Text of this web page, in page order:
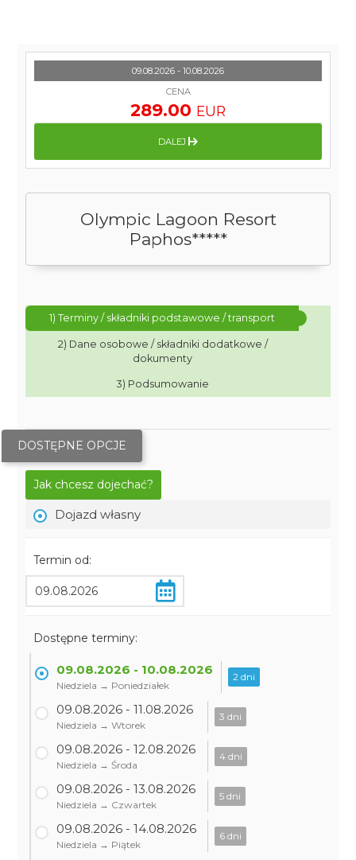
Olympic Lagoon Resort
Paphos*****
1) Terminy / składniki podstawowe / transport
2) Dane osobowe / składniki dodatkowe /
dokumenty
3) Podsumowanie
DOSTĘPNE OPCJE
Jak chcesz dojechać?
Dojazd własny
Termin od:
Dostępne terminy:
09.08.2026 - 10.08.2026
Niedziela → Poniedziałek
2 dni
09.08.2026 - 11.08.2026
Niedziela → Wtorek
3 dni
09.08.2026 - 12.08.2026
Niedziela → Środa
4 dni
09.08.2026 - 13.08.2026
Niedziela → Czwartek
5 dni
09.08.2026 - 14.08.2026
Niedziela → Piątek
6 dni
09.08.2026 - 10.08.2026
CENA
289.00 EUR
DALEJ